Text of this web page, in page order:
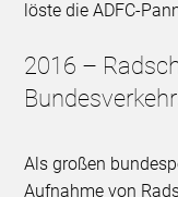
löste die ADFC-
2016 –
Als großen
Aufnahme von